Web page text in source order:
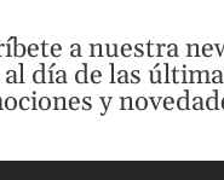
a nuestra
día de las
y